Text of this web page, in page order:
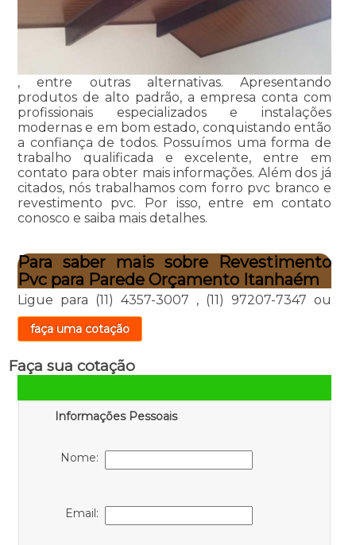
, entre outras alternativas. Apresentando
produtos de alto padrão, a empresa conta com
profissionais especializados e instalações
modernas e em bom estado, conquistando então
a confiança de todos. Possuímos uma forma de
trabalho qualificada e excelente, entre em
contato para obter mais informações. Além dos já
citados, nós trabalhamos com forro pvc branco e
revestimento pvc. Por isso, entre em contato
conosco e saiba mais detalhes.
Para saber mais sobre Revestimento
Pvc para Parede Orçamento Itanhaém
Ligue para (11) 4357-3007 , (11) 97207-7347 ou
faça uma cotação
Faça sua cotação
Informações Pessoais
Nome:
Email: